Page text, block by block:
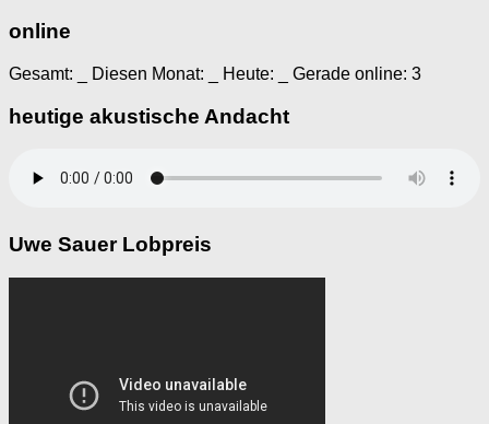
online
Gesamt: Diesen Monat: Heute: Gerade online: 3
heutige akustische Andacht
Uwe Sauer Lobpreis